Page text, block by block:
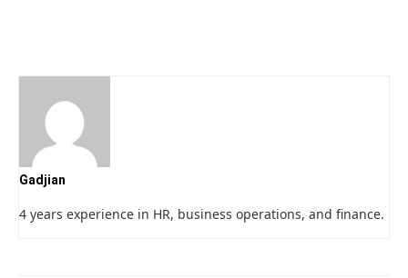
Gadjian
4 years experience in HR, business operations, and finance.